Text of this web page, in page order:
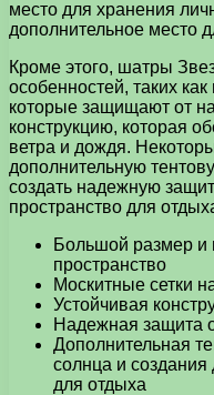
место для хранения
дополнительное место
Кроме этого, шатры
особенностей, таких
которые защищают от
конструкцию, которая
ветра и дождя.
дополнительную
создать надежную
пространство для
Большой размер и
пространство
Москитные сетки
Устойчивая
Надежная защита
Дополнительная
солнца и создания
для отдыха